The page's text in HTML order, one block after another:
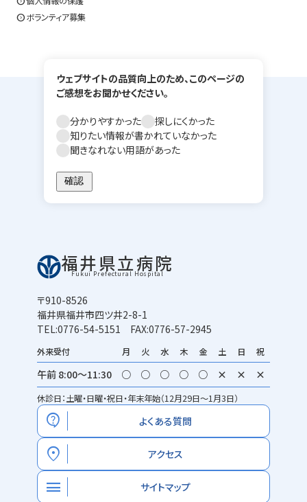
expand_circle_rightボランティア募集
ウェブサイトの品質向上のため、このページの
ご感想をお聞かせください。
分かりやすかった
探しにくかった
知りたい情報が書かれていなかった
聞きなれない用語があった
福井県立病院
Fukui Prefectural Hospital
〒910-8526
福井県福井市四ツ井2-8-1
TEL:0776-54-5151 FAX:0776-57-2945
外来受付 月 火 水 木 金 土 日 祝
午前 8:00～11:30 ○ ○ ○ ○ ○ × × ×
休診日：土曜・日曜・祝日・年末年始（12月29日～1月3日）
contact_support よくある質問
location_on アクセス
menu サイトマップ